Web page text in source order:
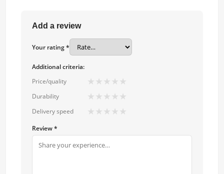
Add a review
Your rating *
Additional criteria:
Price/quality
★ ★ ★ ★ ★
Durability ★ ★ ★ ★ ★
Delivery speed ★ ★ ★ ★ ★
Review *